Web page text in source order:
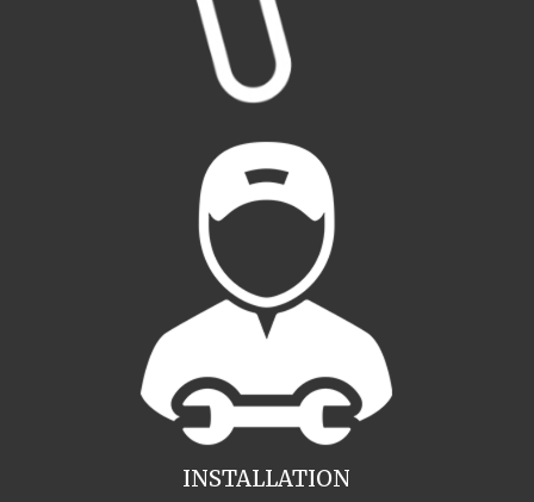
INSTALLATION